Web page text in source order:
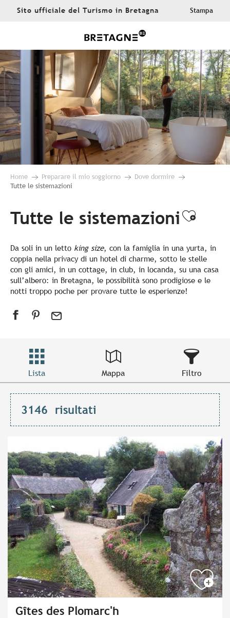
AllerSito ufficiale del Turismo in Bretagna Stampa
Home Preparare il mio soggiorno
Dove dormire
Tutte le sistemazioni
Tutte le sistemazioni
Da soli in un letto king size, con la famiglia in una yurta, in
coppia nella privacy di un hotel di charme, sotto le stelle
con gli amici, in un cottage, in club, in locanda, su una casa
sull’albero: in Bretagna, le possibilità sono prodigiose e le
notti troppo poche per provare tutte le esperienze!
Lista Mappa Filtro
3146 risultati
Gîtes des Plomarc'h